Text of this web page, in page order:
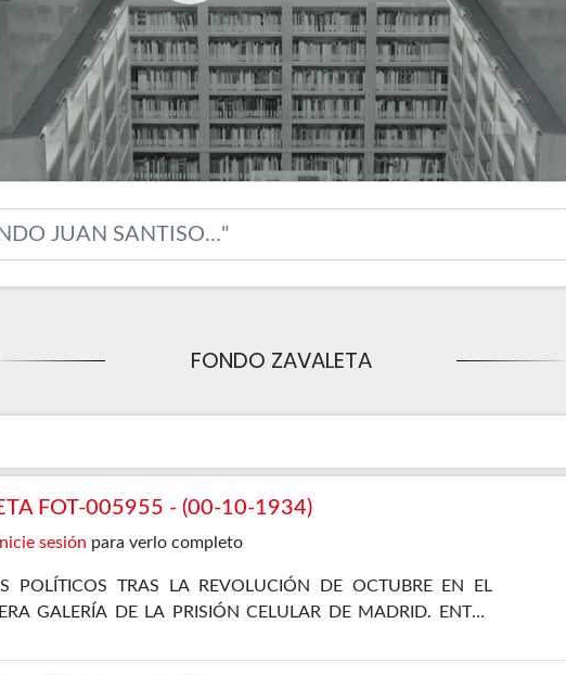
FONDO ZAVALETA
FOT-005955 - (00-10-1934)
Inicie sesión para verlo completo
POLÍTICOS TRAS LA REVOLUCIÓN DE OCTUBRE EN EL
GALERÍA DE LA PRISIÓN CELULAR DE MADRID. ENTRE
Y JOSÉ DÍAZ ALOR